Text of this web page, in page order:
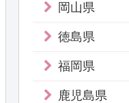
岡山県
徳島県
福岡県
鹿児島県